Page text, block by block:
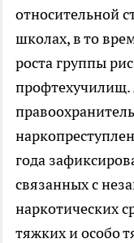
относительной
школах, в то
роста группы
профтехучилищ.
года
связанных с
наркотических
тяжких и особо